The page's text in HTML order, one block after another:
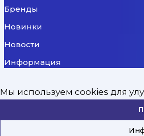
Бренды
Новинки
Новости
Информация
Политика
Мы используем cookies для